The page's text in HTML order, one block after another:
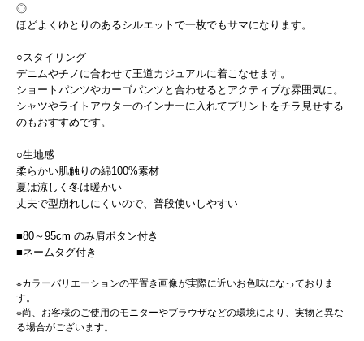
◎
ほどよくゆとりのあるシルエットで一枚でもサマになります。
○スタイリング
デニムやチノに合わせて王道カジュアルに着こなせます。
ショートパンツやカーゴパンツと合わせるとアクティブな雰囲気に。
シャツやライトアウターのインナーに入れてプリントをチラ見せする
のもおすすめです。
○生地感
柔らかい肌触りの綿100%素材
夏は涼しく冬は暖かい
丈夫で型崩れしにくいので、普段使いしやすい
■80～95cm のみ肩ボタン付き
■ネームタグ付き
※カラーバリエーションの平置き画像が実際に近いお色味になっておりま
す。
※尚、お客様のご使用のモニターやブラウザなどの環境により、実物と異な
る場合がございます。